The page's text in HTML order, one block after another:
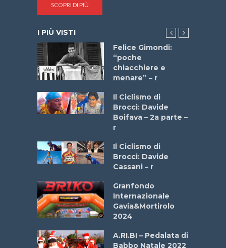
SCOPRI DI PIÙ
I PIÙ VISTI
Felice Gimondi:
“poche
chiacchiere e
menare” – r
Il Ciclismo di
Brocci: Davide
Boifava – 2a parte –
r
Il Ciclismo di
Brocci: Davide
Cassani – r
Granfondo
Internazionale
Gavia&Mortirolo
2024
A.RI.BI – Pedalata di
Babbo Natale 2022